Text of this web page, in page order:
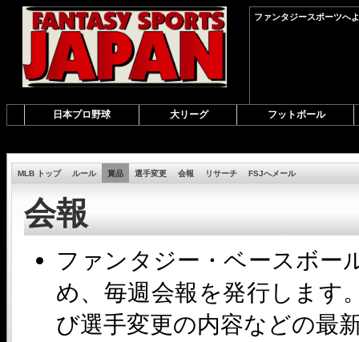
ファンタジースポーツへ
日本プロ野球 大リーグ フットボール
MLB トップ ルール 賞品 選手変更 会報 リサーチ FSJへメール
会報
ファンタジー・ベースボー
め、毎週会報を発行します
び選手変更の内容などの最